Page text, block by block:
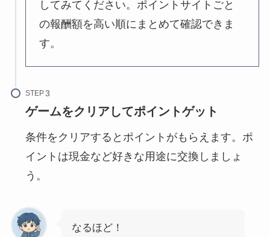
してみてください。ポイントサイトごと
の報酬額を高い順にまとめて確認できま
す。
STEP
ゲームをクリアしてポイントゲット
条件をクリアするとポイントがもらえます。ポ
イントは現金など好きな用途に交換しましょ
う。
なるほど！